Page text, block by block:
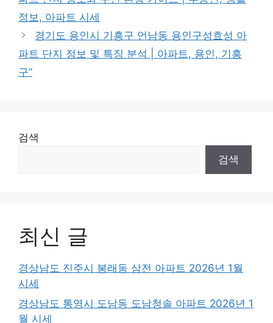
정보, 아파트 시세
경기도 용인시 기흥구 언남동 용인구성효성 아
파트 단지 정보 및 특징 분석 | 아파트, 용인, 기흥
구”
검색
검색
최신 글
경상남도 진주시 봉래동 삼전 아파트 2026년 1월
시세
경상남도 통영시 도남동 도남청솔 아파트 2026년 1
월 시세